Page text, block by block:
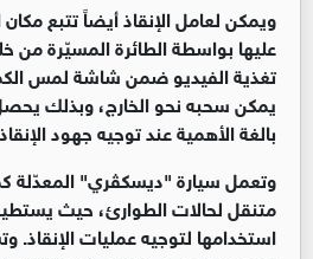
ويمكن لعامل الإنقاذ أيضاً تتبع
عليها بواسطة الطائرة المسيّرة من
تغذية الفيديو ضمن شاشة لمس
يمكن سحبه نحو الخارج، وبذلك
بالغة الأهمية عند توجيه جهود
وتعمل سيارة "ديسكڤري" المعدّلة
متنقل لحالات الطوارئ، حيث
استخدامها لتوجيه عمليات الإنقاذ.